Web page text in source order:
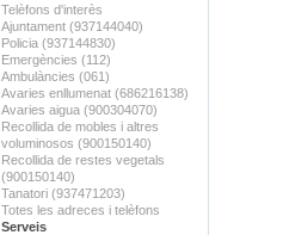
Telèfons d'interès
Ajuntament (937144040)
Policia (937144830)
Emergències (112)
Ambulàncies (061)
Avaries enllumenat (686216138)
Avaries aigua (900304070)
Recollida de mobles i altres
voluminosos (900150140)
Recollida de restes vegetals
(900150140)
Tanatori (937471203)
Totes les adreces i telèfons
Serveis